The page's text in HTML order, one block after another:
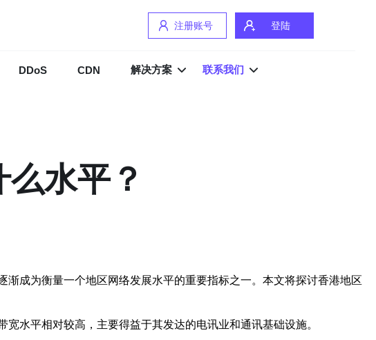
注册账号 登陆
DDoS CDN 解决方案 联系我们
水平？
成为衡量一个地区网络发展水平的重要指标之一。本文将探讨香港地区
水平相对较高，主要得益于其发达的电讯业和通讯基础设施。